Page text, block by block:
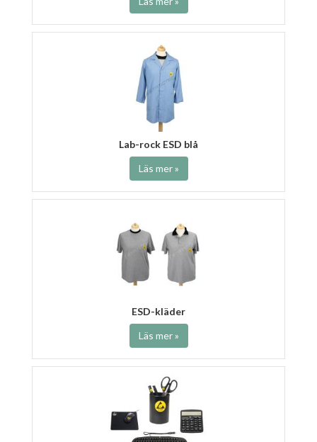
Lab-rock ESD blå
Läs mer »
ESD-kläder
Läs mer »